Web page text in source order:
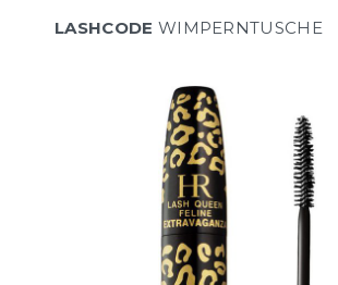
LASHCODE WIMPERNTUSCHE